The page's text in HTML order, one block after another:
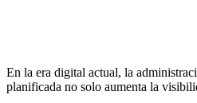
En la era digital actual, la
planificada no solo aumenta la